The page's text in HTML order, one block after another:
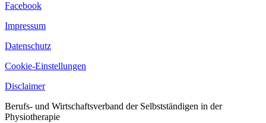
Facebook
Impressum
Datenschutz
Cookie-Einstellungen
Disclaimer
Berufs- und Wirtschaftsverband der Selbstständigen in der
Physiotherapie